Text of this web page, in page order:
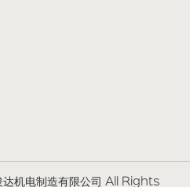
机电制造有限公司 All Rights